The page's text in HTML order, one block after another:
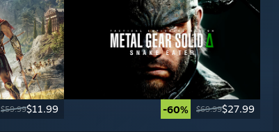
$59.99$11.99 -60% $69.99$27.99